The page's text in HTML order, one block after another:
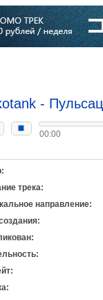
-
00:00
трека:
направление: